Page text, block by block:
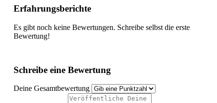
Erfahrungsberichte
Es gibt noch keine Bewertungen. Schreibe selbst die erste
Bewertung!
Schreibe eine Bewertung
Deine Gesamtbewertung